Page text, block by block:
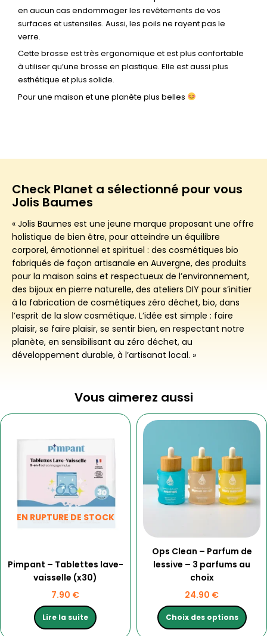
en aucun cas endommager les revêtements de vos
surfaces et ustensiles. Aussi, les poils ne rayent pas le
verre.
Cette brosse est très ergonomique et est plus confortable
à utiliser qu’une brosse en plastique. Elle est aussi plus
esthétique et plus solide.
Pour une maison et une planète plus belles
Check Planet a sélectionné pour vous
Jolis Baumes
« Jolis Baumes est une jeune marque proposant une offre
holistique de bien être, pour atteindre un équilibre
corporel, émotionnel et spirituel : des cosmétiques bio
fabriqués de façon artisanale en Auvergne, des produits
pour la maison sains et respectueux de l’environnement,
des bijoux en pierre naturelle, des ateliers DIY pour s’initier
à la fabrication de cosmétiques zéro déchet, bio, dans
l’esprit de la slow cosmétique. L’idée est simple : faire
plaisir, se faire plaisir, se sentir bien, en respectant notre
planète, en sensibilisant au zéro déchet, au
développement durable, à l’artisanat local. »
Vous aimerez aussi
EN RUPTURE DE STOCK
Pimpant – Tablettes lave-
vaisselle (x30)
7.90 €
Lire la suite
Ops Clean – Parfum de
lessive – 3 parfums au
choix
24.90 €
Choix des options
Ce
a
plusieurs
variations.
Les
options
peuvent
choisies
sur
la
page
du
produit